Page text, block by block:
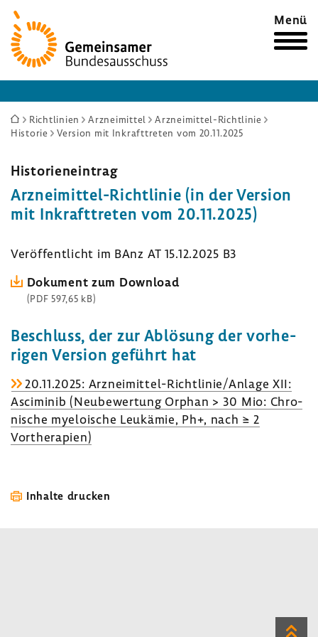
Zur
Startseite
Menü
Sie
sind
Richtlinien Arzneimittel
Arzneimittel-Richtlinie
Historie
Version mit Inkrafttreten vom 20.11.2025
Histo­ri­en­ein­trag
Arzneimittel-​Richtlinie (in der Version
mit Inkraft­treten vom 20.11.2025)
Veröf­fent­licht im BAnz AT 15.12.2025 B3
Doku­ment zum Down­load
(PDF 597,65 kB)
Beschluss, der zur Ablö­sung der vorhe­
rigen Version geführt hat
20.11.2025: Arzneimittel-​Richtlinie/Anlage XII:
Asci­minib (Neube­wer­tung Orphan > 30 Mio: Chro­
ni­sche myeloi­sche Leuk­ämie, Ph+, nach ≥ 2
Vorthe­ra­pien)
Inhalte drucken
Zum